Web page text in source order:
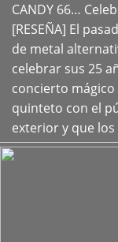
CANDY 66…
[RESEÑA] El
de metal
celebrar sus 25
concierto
quinteto con el
exterior y que